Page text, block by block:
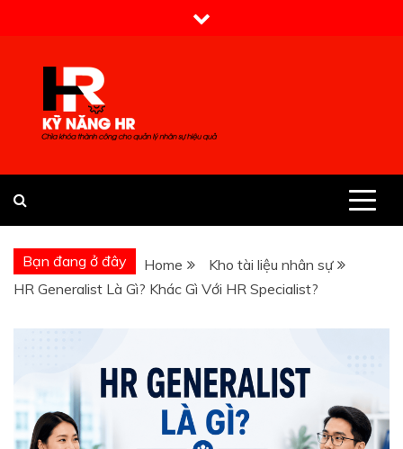
Kỹ Năng HR
Bạn đang ở đây Home
Kho tài liệu nhân sự
HR Generalist Là Gì? Khác Gì Với HR Specialist?